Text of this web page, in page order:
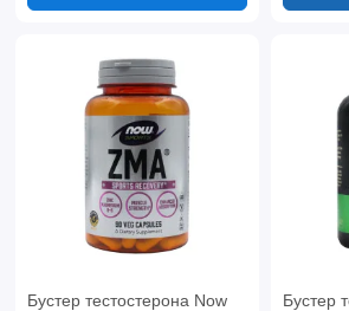
Бустер тестостерона Now
Бустер